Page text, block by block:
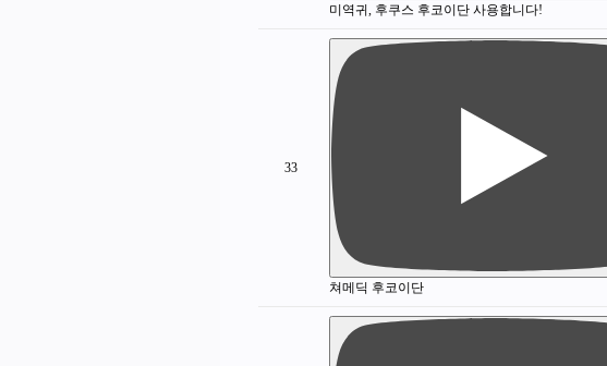
미역귀, 후쿠스 후코이단 사용합니다!
33
쳐메딕 후코이단